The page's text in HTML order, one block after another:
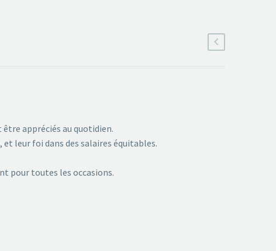
appréciés au quotidien.
leur foi dans des salaires équitables.
pour toutes les occasions.